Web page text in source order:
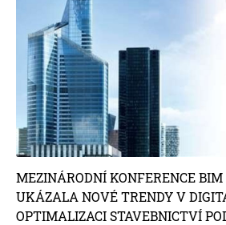
MEZINÁRODNÍ KONFERENCE
UKÁZALA NOVÉ TRENDY V
OPTIMALIZACI STAVEBNICTVÍ